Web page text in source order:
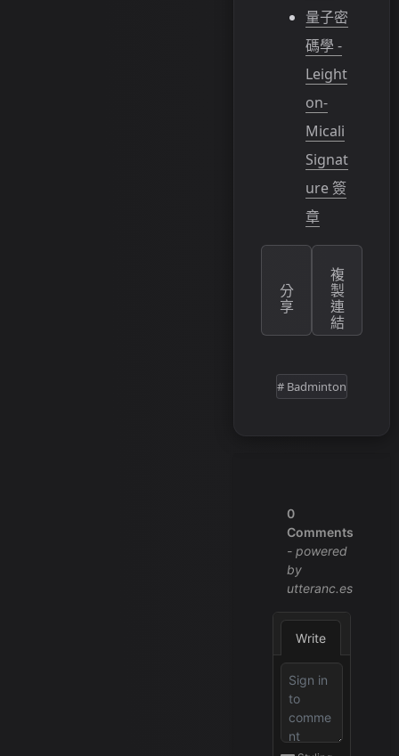
量子密
碼學 -
Leight
on-
Micali
Signat
ure 簽
章
分
享
複
製
連
結
# Badminton